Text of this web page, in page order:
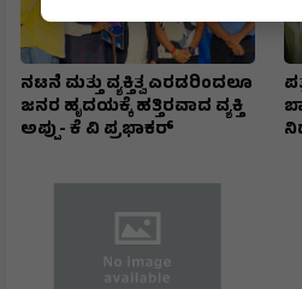
ನಟನೆ ಮತ್ತು ವ್ಯಕ್ತಿತ್ವ ಎರಡರಿಂದಲೂ
ಜನರ ಹೃದಯಕ್ಕೆ ಹತ್ತಿರವಾದ ವ್ಯಕ್ತಿ
ಅಪ್ಪು- ಕೆ ವಿ ಪ್ರಭಾಕರ್